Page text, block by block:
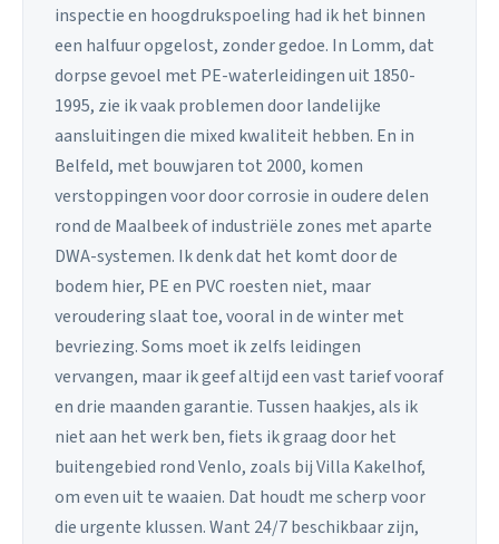
inspectie en hoogdrukspoeling had ik het binnen
een halfuur opgelost, zonder gedoe. In Lomm, dat
dorpse gevoel met PE-waterleidingen uit 1850-
1995, zie ik vaak problemen door landelijke
aansluitingen die mixed kwaliteit hebben. En in
Belfeld, met bouwjaren tot 2000, komen
verstoppingen voor door corrosie in oudere delen
rond de Maalbeek of industriële zones met aparte
DWA-systemen. Ik denk dat het komt door de
bodem hier, PE en PVC roesten niet, maar
veroudering slaat toe, vooral in de winter met
bevriezing. Soms moet ik zelfs leidingen
vervangen, maar ik geef altijd een vast tarief vooraf
en drie maanden garantie. Tussen haakjes, als ik
niet aan het werk ben, fiets ik graag door het
buitengebied rond Venlo, zoals bij Villa Kakelhof,
om even uit te waaien. Dat houdt me scherp voor
die urgente klussen. Want 24/7 beschikbaar zijn,